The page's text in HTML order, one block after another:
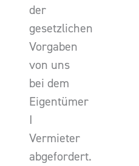
der
gesetzlichen
Vorgaben
von uns
bei dem
Eigentümer
I
Vermieter
abgefordert.